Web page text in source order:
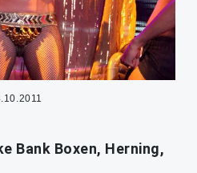
Bank Boxen, Herning,